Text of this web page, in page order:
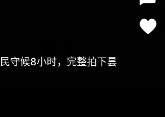
守候8小时，完整拍下昙